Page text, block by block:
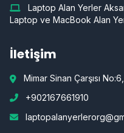
Laptop Alan Yerler
Laptop ve MacBook Alan
İletişim
Mimar Sinan Çarşısı
+902167661910